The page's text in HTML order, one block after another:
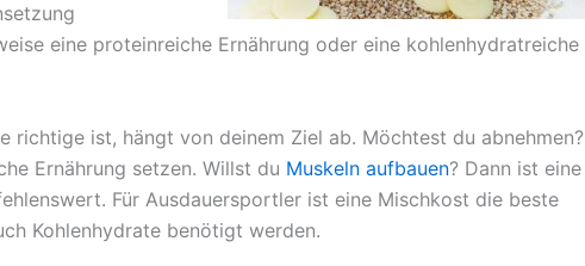
eine proteinreiche Ernährung oder eine kohlenhydratreiche
richtige ist, hängt von deinem Ziel ab. Möchtest du abnehmen?
Ernährung setzen. Willst du Muskeln aufbauen? Dann ist eine
Für Ausdauersportler ist eine Mischkost die beste
Kohlenhydrate benötigt werden.